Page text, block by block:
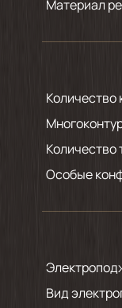
Материал
Количество
Количество
Особые
Вид